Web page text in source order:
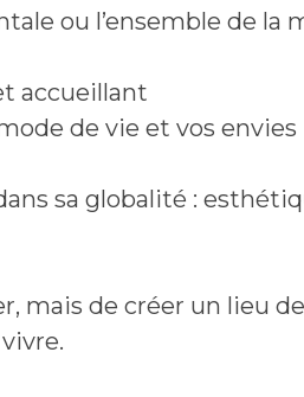
ou l’ensemble de la
accueillant
de vie et vos envies
sa globalité :
mais de créer un lieu